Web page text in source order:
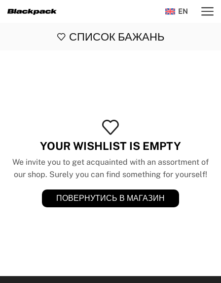
EN
СПИСОК БАЖАНЬ
YOUR WISHLIST IS EMPTY
We invite you to get acquainted with an assortment of
our shop. Surely you can find something for yourself!
ПОВЕРНУТИСЬ В МАГАЗИН